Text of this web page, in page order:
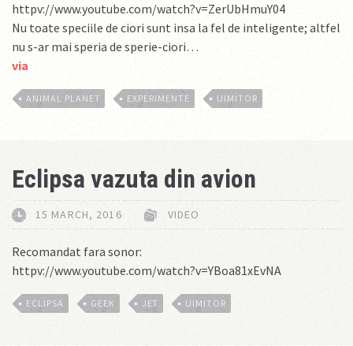
httpv://www.youtube.com/watch?v=ZerUbHmuY04
Nu toate speciile de ciori sunt insa la fel de inteligente; altfel
nu s-ar mai speria de sperie-ciori…
via
ANIMAL PLANET EXPERIMENTE UIMITOR
Eclipsa vazuta din avion
15 MARCH, 2016 VIDEO
Recomandat fara sonor:
httpv://www.youtube.com/watch?v=YBoa81xEvNA
ECLIPSA GEEK JET UIMITOR